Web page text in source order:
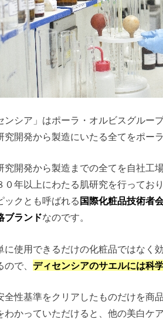
ンシア」はポーラ・オルビスグル
究開発から製造にいたる全てをポー
究開発から製造までの全てを自社工
０年以上にわたる肌研究を行ってお
ックとも呼ばれる 国際化粧品技術者
ブランドなのです。
に使用できるだけの化粧品ではなく
で、 ディセンシアのサエルには科
全性基準をクリアしたものだけを商
わかっていただけると、他の美白ケ